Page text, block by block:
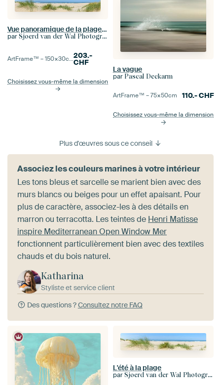
Vue panoramique de la plage en été sur la mer du Nord
par Sjoerd van der Wal Photographie
ArtFrame™ –150×30cm 203.-
CHF
Choisissez vous-même la dimension
La vague
par Pascal Deckarm
ArtFrame™ –75×50cm 110.-CHF
Choisissez vous-même la dimension
Plus d'œuvres sous ce conseil
Associez les couleurs marines à votre intérieur
Les tons bleus et sarcelle se marient bien avec des
murs blancs ou beiges pour un effet apaisant. Pour
plus de caractère, associez-les à des détails en
marron ou terracotta. Les teintes de Henri Matisse
inspire Mediterranean Open Window Mer
fonctionnent particulièrement bien avec des textiles
chauds et du bois naturel.
Katharina
Styliste et service client
Des questions ?Consultez notre FAQ
L'été à la plage
par Sjoerd van der Wal Photographie